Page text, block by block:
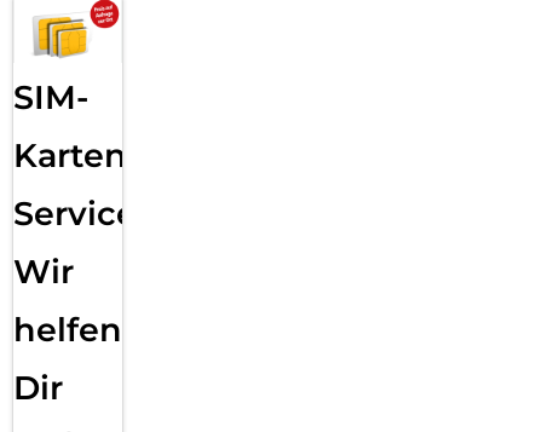
SIM-
Karten
Service:
Wir
helfen
Dir